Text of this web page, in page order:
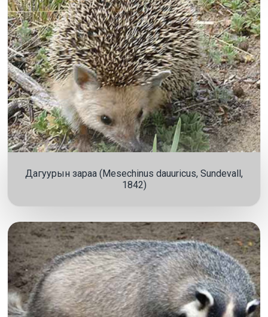
Дагуурын зараа (Mesechinus dauuricus, Sundevall,
1842)